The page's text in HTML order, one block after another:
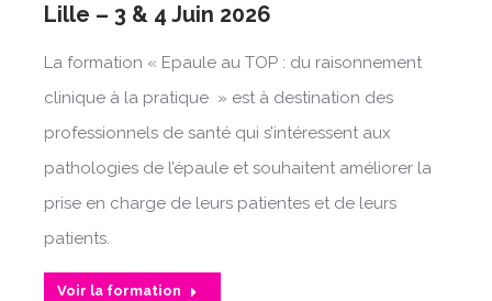
Lille – 3 & 4 Juin 2026
La formation « Epaule au TOP : du raisonnement
clinique à la pratique » est à destination des
professionnels de santé qui s’intéressent aux
pathologies de l’épaule et souhaitent améliorer la
prise en charge de leurs patientes et de leurs
patients.
Voir la formation